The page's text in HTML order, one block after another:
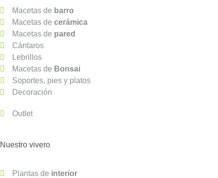
Macetas de barro
Macetas de cerámica
Macetas de pared
Cántaros
Lebrillos
Macetas de Bonsai
Soportes, pies y platos
Decoración
Outlet
Nuestro vivero
Plantas de interior